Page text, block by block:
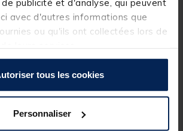
publicité et d'analyse, qui peuvent
avec d'autres informations que
ou qu'ils ont collectées lors de
tous les cookies
Personnaliser
TEOS
Moulinet Teos BlackRider